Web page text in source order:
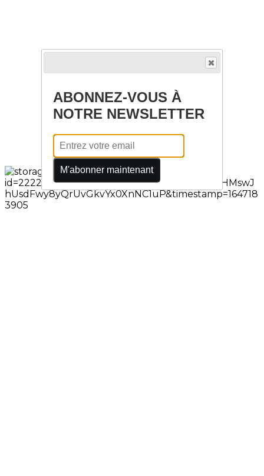
ABONNEZ-VOUS À
NOTRE NEWSLETTER
M'abonner maintenant